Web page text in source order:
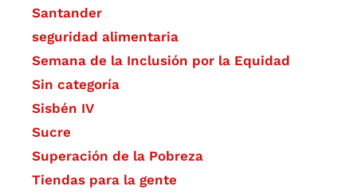
Santander
seguridad alimentaria
Semana de la Inclusión por la Equidad
Sin categoría
Sisbén IV
Sucre
Superación de la Pobreza
Tiendas para la gente